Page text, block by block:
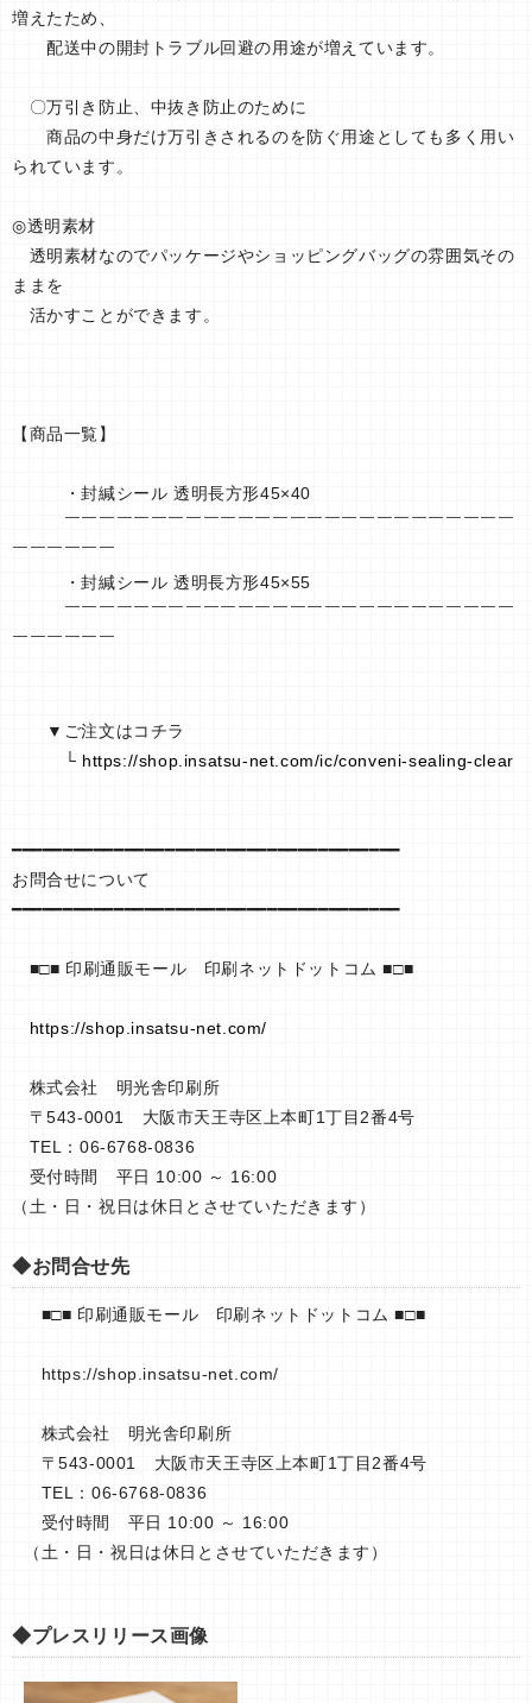
増えたため、
配送中の開封トラブル回避の用途が増えています。
〇万引き防止、中抜き防止のために
商品の中身だけ万引きされるのを防ぐ用途としても多く用い
られています。
◎透明素材
透明素材なのでパッケージやショッピングバッグの雰囲気その
ままを
活かすことができます。
【商品一覧】
・封緘シール 透明長方形45×40
￣￣￣￣￣￣￣￣￣￣￣￣￣￣￣￣￣￣￣￣￣￣￣￣￣￣
￣￣￣￣￣￣
・封緘シール 透明長方形45×55
￣￣￣￣￣￣￣￣￣￣￣￣￣￣￣￣￣￣￣￣￣￣￣￣￣￣
￣￣￣￣￣￣
▼ご注文はコチラ
└ https://shop.insatsu-net.com/ic/conveni-sealing-clear
━━━━━━━━━━━━━━━━━━━━━━━━━━━━━━━━━━━━━━
お問合せについて
━━━━━━━━━━━━━━━━━━━━━━━━━━━━━━━━━━━━━━
■□■ 印刷通販モール 印刷ネットドットコム ■□■
https://shop.insatsu-net.com/
株式会社 明光舎印刷所
〒543-0001 大阪市天王寺区上本町1丁目2番4号
TEL：06-6768-0836
受付時間 平日 10:00 ～ 16:00
（土・日・祝日は休日とさせていただきます）
◆お問合せ先
■□■ 印刷通販モール 印刷ネットドットコム ■□■
https://shop.insatsu-net.com/
株式会社 明光舎印刷所
〒543-0001 大阪市天王寺区上本町1丁目2番4号
TEL：06-6768-0836
受付時間 平日 10:00 ～ 16:00
（土・日・祝日は休日とさせていただきます）
◆プレスリリース画像